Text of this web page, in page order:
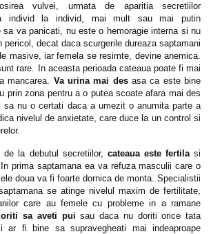
vulvei, urmata de aparitia secretiilor
individ la individ, mai mult sau mai putin
sa va panicati, nu este o hemoragie interna si nu
pericol, decat daca scurgerile dureaza saptamani
masive, iar femela se resimte, devine anemica.
rare. In aceasta perioada cateaua poate fi mai
mancarea. Va urina mai desasa ca este bine
prin zona pentru a o putea scoate afara mai des
sa nu o certati daca a umezit o anumita parte a
nivelul de anxietate, care duce la un control si
de la debutul secretiilor, cateaua este fertilasi
prima saptamana ea va refuza masculii care o
doua va fi foarte dornica de monta. Specialistii
se atinge nivelul maxim de fertilitate,
care au femele cu probleme in a ramane
sa aveti puisau daca nu doriti orice tata
ar fi bine sa supravegheati mai indeaproape